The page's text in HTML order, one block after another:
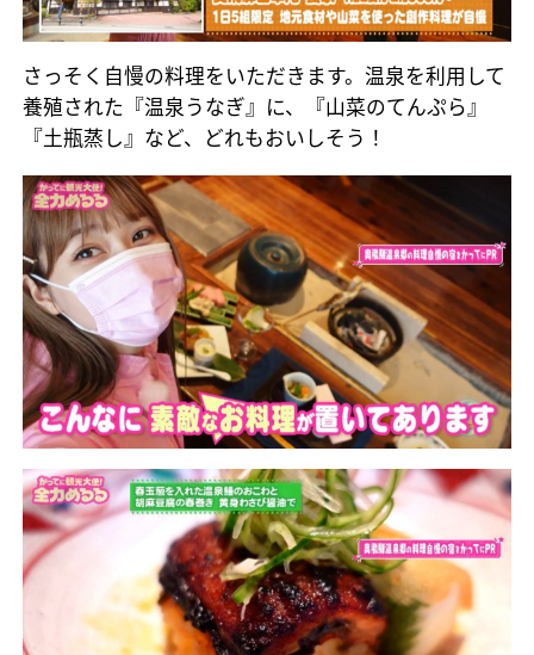
さっそく自慢の料理をいただきます。温泉を利用して
養殖された『温泉うなぎ』に、『山菜のてんぷら』
『土瓶蒸し』など、どれもおいしそう！